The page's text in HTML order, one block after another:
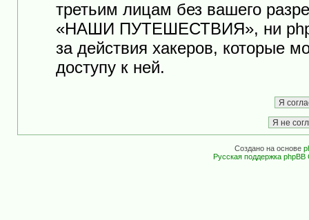
третьим лицам без вашего
«НАШИ ПУТЕШЕСТВИЯ», ни
за действия хакеров, которые
доступу к ней.
Создано на основе
Русская поддержка phpBB